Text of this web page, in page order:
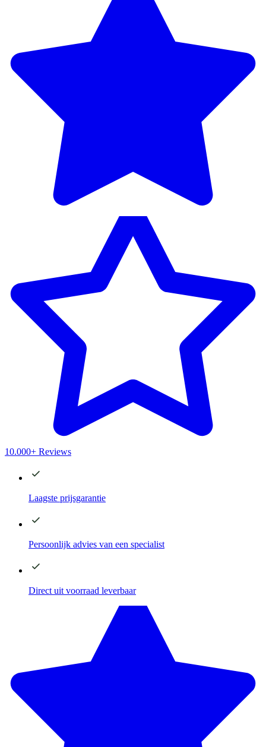
10.000+ Reviews
Laagste prijsgarantie
Persoonlijk advies van een specialist
Direct uit voorraad leverbaar